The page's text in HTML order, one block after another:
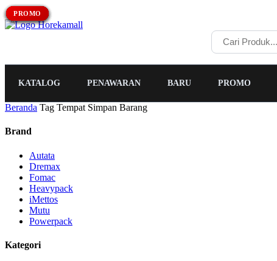
KATALOG PENAWARAN BARU PROMO
Beranda Tag Tempat Simpan Barang
Brand
Autata
Dremax
Fomac
Heavypack
iMettos
Mutu
Powerpack
Kategori
PROMO
PROMO
PROMO
PROMO
PROMO
PROMO
PROMO
PROMO
PROMO